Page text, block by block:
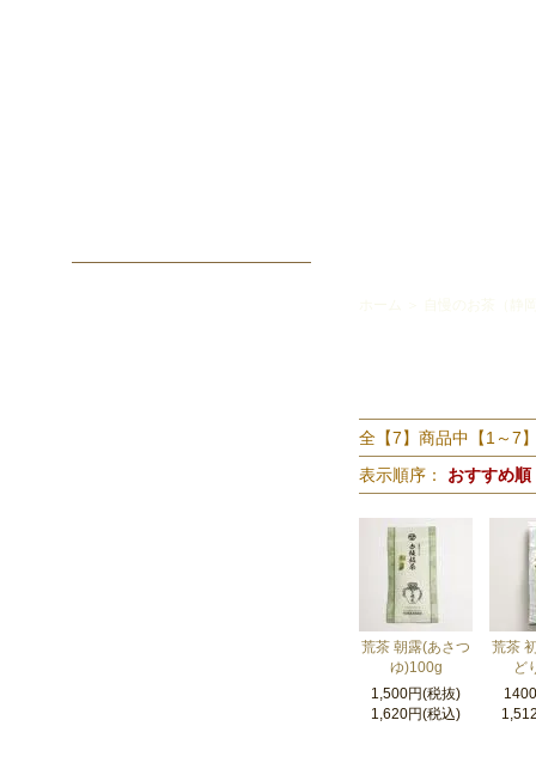
全【7】商品中【1～7
表示順序： おすすめ順
荒茶 朝露(あさつ
ゆ)100g
1,500円(税抜)
1,620円(税込)
荒茶
ど